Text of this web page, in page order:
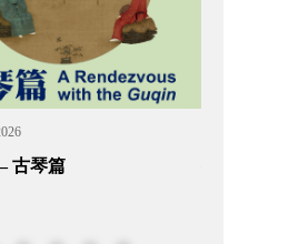
期课程 (候补中签名单)